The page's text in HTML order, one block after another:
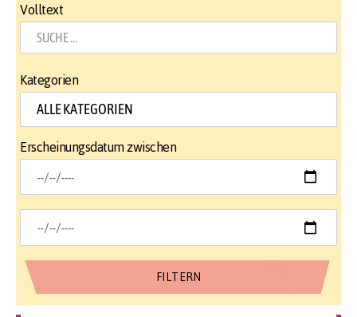
Volltext
Kategorien
Erscheinungsdatum zwischen